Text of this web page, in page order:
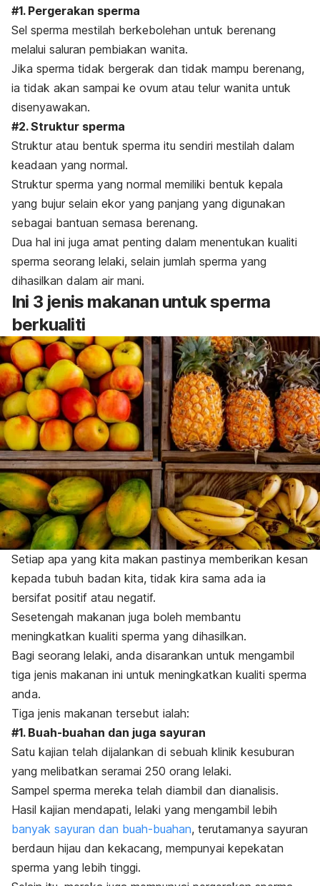
#1. Pergerakan sperma
Sel sperma mestilah berkebolehan untuk berenang
melalui saluran pembiakan wanita.
Jika sperma tidak bergerak dan tidak mampu berenang,
ia tidak akan sampai ke ovum atau telur wanita untuk
disenyawakan.
#2. Struktur sperma
Struktur atau bentuk sperma itu sendiri mestilah dalam
keadaan yang normal.
Struktur sperma yang normal memiliki bentuk kepala
yang bujur selain ekor yang panjang yang digunakan
sebagai bantuan semasa berenang.
Dua hal ini juga amat penting dalam menentukan kualiti
sperma seorang lelaki, selain jumlah sperma yang
dihasilkan dalam air mani.
Ini 3 jenis makanan untuk sperma
berkualiti
Setiap apa yang kita makan pastinya memberikan kesan
kepada tubuh badan kita, tidak kira sama ada ia
bersifat positif atau negatif.
Sesetengah makanan juga boleh membantu
meningkatkan kualiti sperma yang dihasilkan.
Bagi seorang lelaki, anda disarankan untuk mengambil
tiga jenis makanan ini untuk meningkatkan kualiti sperma
anda.
Tiga jenis makanan tersebut ialah:
#1. Buah-buahan dan juga sayuran
Satu kajian telah dijalankan di sebuah klinik kesuburan
yang melibatkan seramai 250 orang lelaki.
Sampel sperma mereka telah diambil dan dianalisis.
Hasil kajian mendapati, lelaki yang mengambil lebih
banyak sayuran dan buah-buahan, terutamanya sayuran
berdaun hijau dan kekacang, mempunyai kepekatan
sperma yang lebih tinggi.